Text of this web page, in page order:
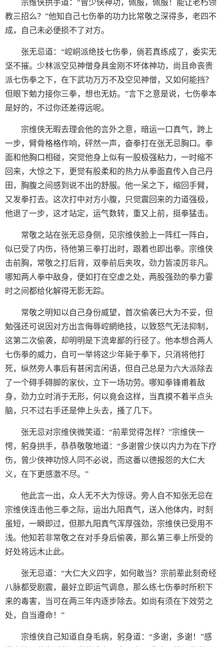
宗维侠拱手道：“曾少侠神功，佩服，佩服！能让老朽领
教三招么？”他知自己七伤拳的功力比常敬之深得多，老四不
成，自己未必便损不了对方。
张无忌道：“崆峒派绝技七伤拳，倘若真练成了，委实无
坚不摧。少林派空见神僧身具金刚不坏体神功，尚且命丧贵
派七伤拳之下，在下武功万万不及空见神僧，又如何能挡？
但眼下勉力接你三拳，想也无妨。”言下之意是说，七伤拳本
是好的，不过你还差得远呢。
宗维侠无暇去理会他的言外之意，暗运一口真气，跨上
一步，臂骨格格作响，砰然一声，奋拳打在张无忌胸口。拳
面和他胸口相碰，突觉他身上似有一股极强粘力，一时缩不
回来，大惊之下，更觉有股柔和的热力从拳面直传入自己丹
田，胸腹之间感到说不出的舒服。他一呆之下，缩回手臂，
又发拳打去。这次打中对方小腹，只觉震回来的力道强极，
他退了一步，这才站定，运气数转，重又上前，挺拳猛击。
常敬之站在张无忌身侧，见宗维侠脸上一阵红一阵白，
似已受了内伤，待他第三拳打出时，跟着也即出拳。宗维侠
击前胸，常敬之打后背，双拳前后夹攻，劲力皆凌厉非凡。
哪知两人拳中敌身，便如打在空虚之处，两股强劲的拳力霎
时之间都给化解得无影无踪。
常敬之明知以自己身份威望，首次偷袭已大为不妥，但
勉强还可说因对方出言侮辱崆網绝技，以致怒气无法抑制，
这第二次偷袭，却明明是下流卑鄙的行径了。他本想合两人
七伤拳的威力，自可一举将这少年毙于拳下，只消将他打
死，纵然旁人事后有甚闲言闲语，但自己总是为六大派除去
了一个碍手碍脚的家伙，立下一场功劳。哪知拳锋甫着敌
身，劲力立时消于无形，何以竟会这样，当真摸不着半点头
脑，只不过右手还是伸上头去，搔了几下。
张无忌对宗维侠微笑道：“前辈觉得怎样？”宗维侠一
愕，躬身拱手，恭恭敬敬地道：“多谢曾少侠以内力为在下疗
伤，曾少侠神功惊人同不必说，而这番以德报怨的大仁大
义，在下更感激不尽。”
他此言一出，众人无不大为惊讶。旁人自不知张无忌在
宗维侠连击他三拳之际，运出九阳真气，送入他体内，时刻
虽短，一瞬即过，但那九阳真气浑厚强劲，宗维侠已受用不
浅。他知若非常敬之在对手身后偷袭，那么第三拳上所受的
好处将远木止此。
张无忌道：“大仁大义四字，如何敢当？宗前辈此刻奇经
八脉都受剧震，最好立即运气调息，那么练七伤拳时所积下
来的毒害，当可在两三年内逐步除去。如尚有须在下效劳之
处，自当遵命！”
宗维侠自己知道自身毛病，躬身道：“多谢，多谢！”感